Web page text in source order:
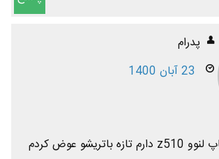
پدرام
23 آبان 1400
سلام من یه لپ تاپ لنوو z510 دارم تازه باتریشو عوض کردم